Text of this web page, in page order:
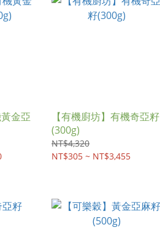
金亞
【有機廚坊】有機奇亞籽
(300g)
NT$4,320
NT$305 ~ NT$3,455